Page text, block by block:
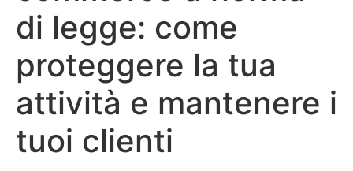
di legge: come
proteggere la tua
attività e mantenere i
tuoi clienti